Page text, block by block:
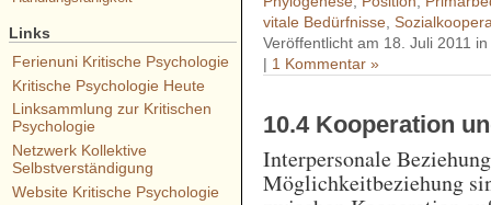
vitale Bedürfnisse ,
Veröffentlicht am 18. Juli 2011
| 1 Kommentar »
10.4 Kooperation
Interpersonale
Möglichkeitbeziehung
Links
Ferienuni Kritische Psychologie
Kritische Psychologie Heute
Linksammlung zur Kritischen
Psychologie
Netzwerk Kollektive
Selbstverständigung
Website Kritische Psychologie